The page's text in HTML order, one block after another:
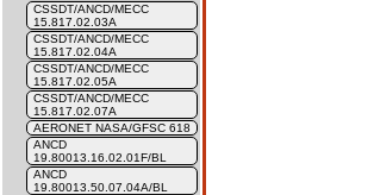
CSSDT/ANCD/MECC
15.817.02.03A
CSSDT/ANCD/MECC
15.817.02.04A
CSSDT/ANCD/MECC
15.817.02.05A
CSSDT/ANCD/MECC
15.817.02.07A
AERONET NASA/GFSC 618
ANCD
19.80013.16.02.01F/BL
ANCD
19.80013.50.07.04A/BL